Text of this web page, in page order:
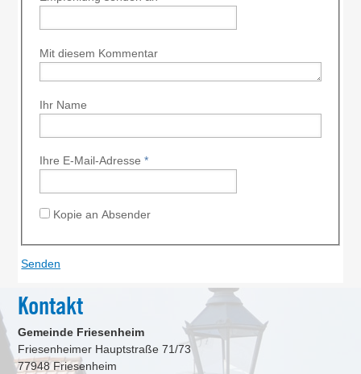
Mit diesem Kommentar
Ihr Name
Ihre E-Mail-Adresse *
Kopie an Absender
Kontakt
Gemeinde Friesenheim
Friesenheimer Hauptstraße 71/73
77948 Friesenheim